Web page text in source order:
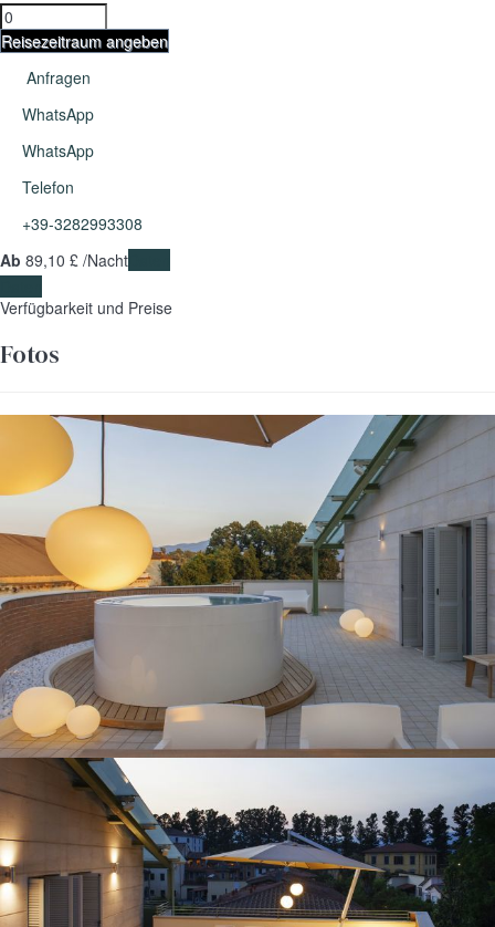
Reisezeitraum angeben
Anfragen
WhatsApp
WhatsApp
Telefon
+39-3282993308
Ab 89,10 £ /Nacht
Verfügbarkeit und Preise
Fotos